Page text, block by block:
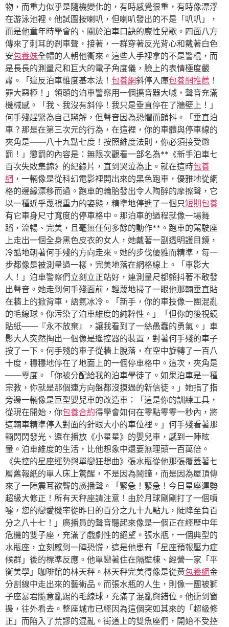
物，而重力似乎是隨機變化的，有時感覺很重，有時像漂浮
在游泳池裡。他試圖按喇叭，但喇叭發出的不是「叭叭」，
而是他童年時學會的、關於泊車口訣的魔性兒歌。四面八方
傳來了刺耳的剎車聲，接著，一群穿著反光背心和戴著白色
安包養妹全帽的人朝他衝來。這些人手裡拿的不是警棍，而
是長長的測量尺和巨大的電子角度儀，臉上的表情極度嚴
肅。「違反泊車維度基本法！ 包養網斜停入庫包養網推薦 ！
罪大惡極！」領頭的泊車警察用一個擴音器大喊，聲音充滿
機械感。「我、我沒有斜停！我只是垂直停在了牆壁上！」
何手殘趕緊為自己辯解，但聲音因為恐懼而顫抖。「垂直泊
車？那是在第三次元的行為，在這裡，你的車體與停車線的
夾角是——八十九點七度！按照維度法則，你必須接受懲
罰！」懲罰的內容是：無限次觀看一部名為**《新手泊車七
百次失敗集錦》的紀錄片，直到哭泣為止。就在這時包養
網 ，一輛像是從科幻電影裡開出來的黑色跑車，優雅地從網
格的邊緣漂移而過。跑車的輪胎發出令人陶醉的摩擦聲，它
以一種近乎蔑視重力的姿態，精準地停進了一個只短期包養
有它車身尺寸寬度的停車格中。那泊車的過程就像一場舞
蹈，流暢、完美，且毫無任何多餘的動作**。跑車的駕駛座
上走出一個全身黑色皮衣的女人，她戴著一副透明護目鏡，
冷酷地朝著何手殘的方向走來。她的步伐優雅而精準，每一
步都像是被測量過一樣，完美地落在網格線上。「車影大
人！」泊車警察們立刻立正站好，連測量尺都顫抖著不敢發
出聲音。她走到何手殘面前，輕蔑地掃了一眼他那輛垂直貼
在牆上的掀背車，語氣冰冷。「新手，你的車技像一團混亂
的毛線球。你污染了泊車維度的純粹性。」「但你的後視鏡
貼紙——『永不放棄』，讓我看到了一絲愚蠢的勇氣。」車
影大人突然掏出一個像是遙控器的裝置，對著何手殘的車子
按了一下。何手殘的車子從牆上脫落，在空中旋轉了一百八
十度，穩穩地停在了地面上的一個停車格中。這次，夾角是
——零度。「你被分配給我的泊車學徒了。如果泊車是一種
宗教，你就是那個連方向盤都沒摸過的新信徒。」她指了指
旁邊一輛像是巨型嬰兒車的改造車：「這是你的訓練工具，
從現在開始，你包養合約得學會如何在零點零零一秒內，將
這輛車精準停入對面的針眼大小的車位裡。」何手殘看著那
輛閃閃發光、還在播放《小星星》的嬰兒車，感到一陣眩
暈。泊車維度的生活，比他想象中還要無理頭一百萬倍。
《失控的星座運勢與單戀狂想曲》張水瓶從他那張覆蓋著七
層舊報紙的單人床上驚醒，不是因為鬧鐘，而是因為屋頂傳
來了一陣震耳欲聾的廣播聲。「緊急！緊急！今日星座運勢
超級大修正！所有天秤座請注意！由於月球剛剛打了一個噴
嚏，您的戀愛機率從昨日的百分之九十九點九，陡降至負百
分之八十七！」廣播員的聲音聽起來像是一個正在經歷中年
危機的雙子座，充滿了戲劇性的絕望。張水瓶，一個典型的
水瓶座，立刻感到一陣恐慌，這是他患有「星座預報壓力症
候群」後的標準反應。他單戀著住在隔壁棟、經營一家「平
衡美學」咖啡館的林天秤。林天秤完美得像是從黃包養網金
分割線中走出來的藝術品。而張水瓶的人生，則像一團被獅
子座暴君隨意亂踢的毛線球，充滿了混亂與錯位。他衝到窗
邊，往外看去。整座城市已經因為這個突如其來的「超級修
正」而陷入了荒謬的混亂。街道上的雙魚座們，開始不受控